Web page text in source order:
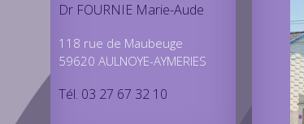
Dr FOURNIE Marie-Aude
118 rue de Maubeuge
59620 AULNOYE-AYMERIES
Tél. 03 27 67 32 10